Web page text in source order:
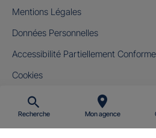
Recherche Mon agence
Mentions Légales
Données Personnelles
Accessibilité Partiellement Conforme
Cookies
Gérer mes cookies